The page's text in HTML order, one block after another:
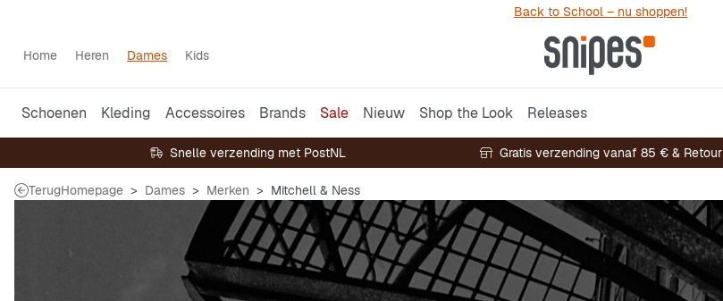
Back to School – nu shoppen!
Home Heren Dames Kids
Schoenen Kleding Accessoires Brands Sale Nieuw Shop the Look Releases
Snelle verzending met PostNL Gratis verzending vanaf 85 € & Retour
TerugHomepage Dames Merken Mitchell & Ness